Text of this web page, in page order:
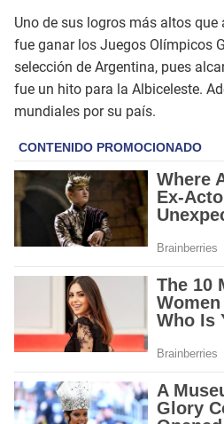
Uno de sus logros más altos
fue ganar los Juegos Olímpicos
selección de Argentina, pues
fue un hito para la Albiceleste.
mundiales por su país.